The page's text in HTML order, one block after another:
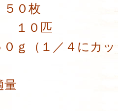
０枚
１０匹
ｇ（１／４にカ